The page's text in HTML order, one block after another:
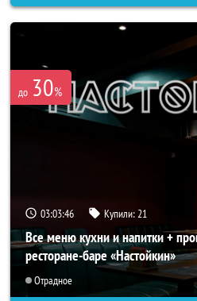
до 30%
03:03:42 Купили: 21
Все меню кухни и напитки +
ресторане-баре «Настойкин»
Отрадное